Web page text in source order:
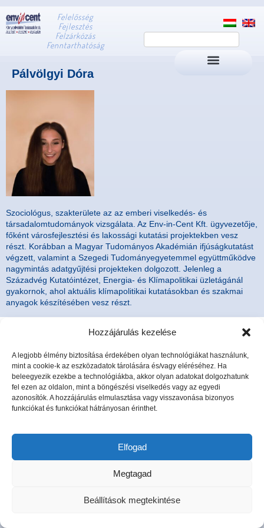
Hozzájárulás kezelése
A legjobb élmény biztosítása érdekében olyan technológiákat használunk,
mint a cookie-k az eszközadatok tárolására és/vagy eléréséhez. Ha
beleegyezik ezekbe a technológiákba, akkor olyan adatokat dolgozhatunk
fel ezen az oldalon, mint a böngészési viselkedés vagy az egyedi
azonosítók. A hozzájárulás elmulasztása vagy visszavonása bizonyos
funkciókat és funkciókat hátrányosan érinthet.
Elfogad
Megtagad
Beállítások megtekintése
Felelősség
Fejlesztés
Felzárkózás
Fenntarthatóság
Pálvölgyi Dóra
Szociológus, szakterülete az az emberi viselkedés- és
társadalomtudományok vizsgálata. Az Env-in-Cent Kft. ügyvezetője,
főként városfejlesztési és lakossági kutatási projektekben vesz
részt. Korábban a Magyar Tudományos Akadémián ifjúságkutatást
végzett, valamint a Szegedi Tudományegyetemmel együttműködve
nagymintás adatgyűjtési projekteken dolgozott. Jelenleg a
Századvég Kutatóintézet, Energia- és Klímapolitikai üzletágánál
gyakornok, ahol aktuális klímapolitikai kutatásokban és szakmai
anyagok készítésében vesz részt.
Jogi tudnivalók ImpresszumOldal elejére